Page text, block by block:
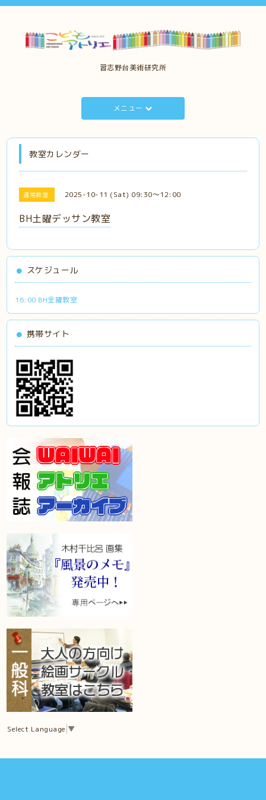
習志野台美術研究所
メニュー
教室カレンダー
通常教室 2025-10-11 (Sat) 09:30～12:00
BH土曜デッサン教室
スケジュール
16:00 BH金曜教室
携帯サイト
Select Language ▼